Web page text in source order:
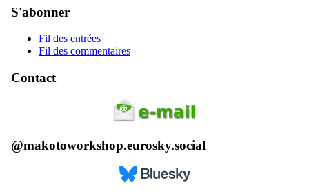
S'abonner
Fil des entrées
Fil des commentaires
Contact
@makotoworkshop.eurosky.social